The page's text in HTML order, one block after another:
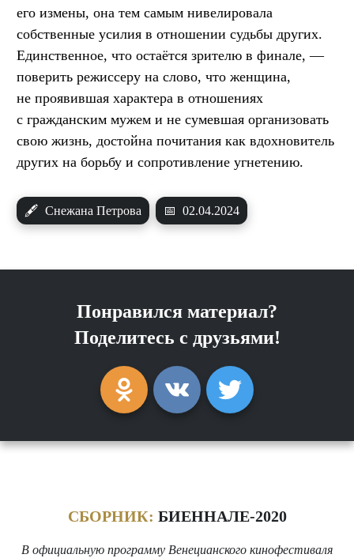
его измены, она тем самым нивелировала
собственные усилия в отношении судьбы других.
Единственное, что остаётся зрителю в финале, —
поверить режиссеру на слово, что женщина,
не проявившая характера в отношениях
с гражданским мужем и не сумевшая организовать
свою жизнь, достойна почитания как вдохновитель
других на борьбу и сопротивление угнетению.
🖋 Снежана Петрова 📅 02.04.2024
Понравился материал?
Поделитесь с друзьями!
СБОРНИК: БИЕННАЛЕ-2020
В официальную программу Венецианского кинофестиваля